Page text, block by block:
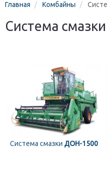
Главная Комбайны
Система смазки
Система смазки ДОН-1500